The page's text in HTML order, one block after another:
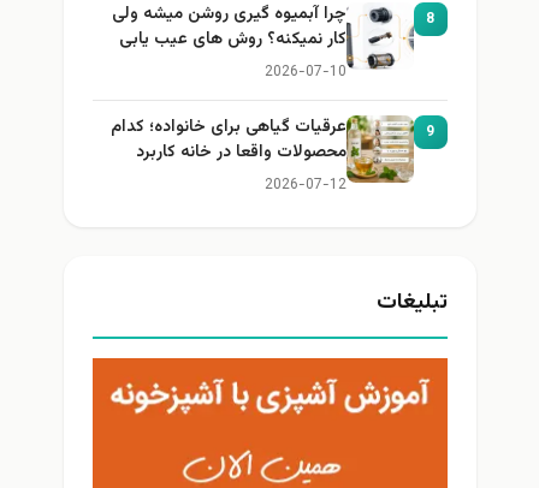
8
چرا آبمیوه گیری روشن میشه ولی
کار نمیکنه؟ روش های عیب یابی
2026-07-10
9
عرقیات گیاهی برای خانواده؛ کدام
محصولات واقعا در خانه کاربرد
دارند؟
2026-07-12
تبلیغات